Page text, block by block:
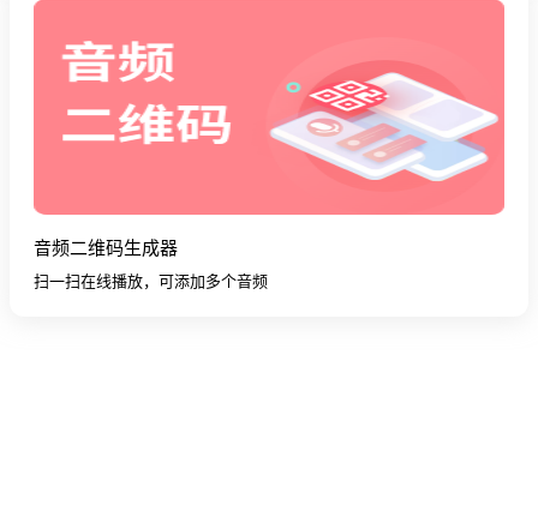
音频二维码生成器
扫一扫在线播放，可添加多个音频